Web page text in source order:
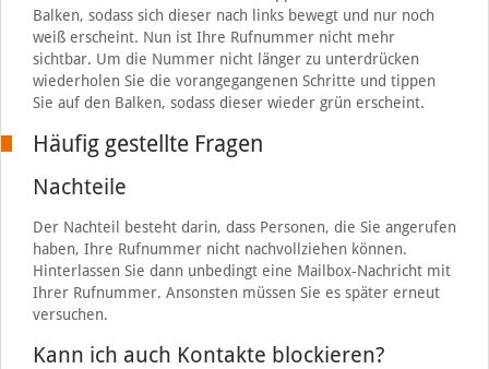
Balken, sodass sich dieser nach links bewegt und nur noch
weiß erscheint. Nun ist Ihre Rufnummer nicht mehr
sichtbar. Um die Nummer nicht länger zu unterdrücken
wiederholen Sie die vorangegangenen Schritte und tippen
Sie auf den Balken, sodass dieser wieder grün erscheint.
Häufig gestellte Fragen
Nachteile
Der Nachteil besteht darin, dass Personen, die Sie angerufen
haben, Ihre Rufnummer nicht nachvollziehen können.
Hinterlassen Sie dann unbedingt eine Mailbox-Nachricht mit
Ihrer Rufnummer. Ansonsten müssen Sie es später erneut
versuchen.
Kann ich auch Kontakte blockieren?